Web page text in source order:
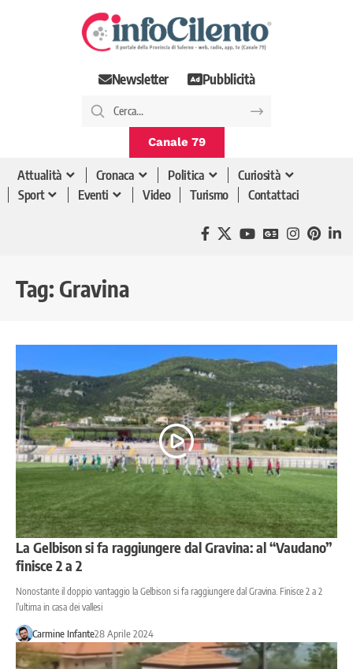
Newsletter Pubblicità
Canale 79
Attualità Cronaca Politica
Curiosità
Sport
Eventi Video Turismo Contattaci
Tag: Gravina
La Gelbison si fa raggiungere dal Gravina: al “Vaudano”
finisce 2 a 2
Nonostante il doppio vantaggio la Gelbison si fa raggiungere dal Gravina. Finisce 2 a 2
l’ultima in casa dei vallesi
Carmine Infante28 Aprile 2024